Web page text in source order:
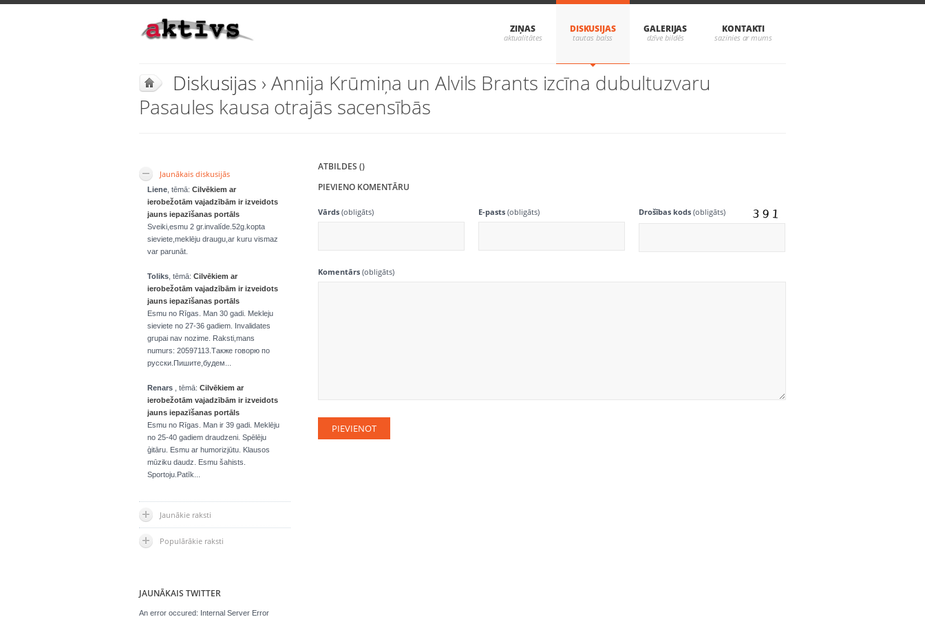
ZIŅAS DISKUSIJAS GALERIJAS KONTAKTI
Diskusijas › Annija Krūmiņa un Alvils Brants izcīna dubultuzvaru
Pasaules kausa otrajās sacensībās
ATBILDES ()
PIEVIENO KOMENTĀRU
Vārds (obligāts) E-pasts (obligāts) Drošības kods (obligāts)
Komentārs (obligāts)
Jaunākais diskusijās
Liene , tēmā: Cilvēkiem ar
ierobežotām vajadzībām ir izveidots
jauns iepazīšanas portāls
Sveiki,esmu 2 gr.invalíde.52g.kopta
sieviete,meklēju draugu,ar kuru vismaz
var parunāt.
Toliks , tēmā: Cilvēkiem ar
ierobežotām vajadzībām ir izveidots
jauns iepazīšanas portāls
Esmu no Rīgas. Man 30 gadi. Mekleju
sieviete no 27-36 gadiem. Invalidates
grupai nav nozime. Raksti,mans
numurs: 20597113.Также говорю по
русски.Пишите,будем...
Renars , tēmā: Cilvēkiem ar
ierobežotām vajadzībām ir izveidots
jauns iepazīšanas portāls
Esmu no Rīgas. Man ir 39 gadi. Meklēju
no 25-40 gadiem draudzeni. Spēlēju
ģitāru. Esmu ar humorizjūtu. Klausos
mūziku daudz. Esmu šahists.
Sportoju.Patīk...
Jaunākie raksti
Populārākie raksti
JAUNĀKAIS TWITTER
An error occured: Internal Server Error